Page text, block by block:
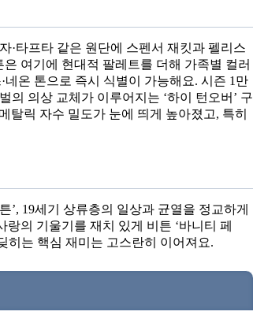
·타프타 같은 원단에 스펜서 재킷과 펠리스
여기에 현대적 팔레트를 더해 가족별 컬러
온 톤으로 즉시 식별이 가능해요. 시즌 1만
의 의상 교체가 이루어지는 ‘하이 턴오버’ 구
탈릭 자수 밀도가 눈에 띄게 높아졌고, 특히
’, 19세기 상류층의 일상과 균열을 정교하게
랑의 기울기를 재치 있게 비튼 ‘바니티 페
히는 핵심 재미는 고스란히 이어져요.